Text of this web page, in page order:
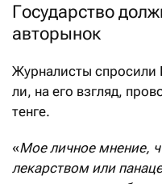
Государство
авторынок
Журналисты спросили
ли, на его взгляд,
тенге.
«Мое личное мнение,
лекарством или